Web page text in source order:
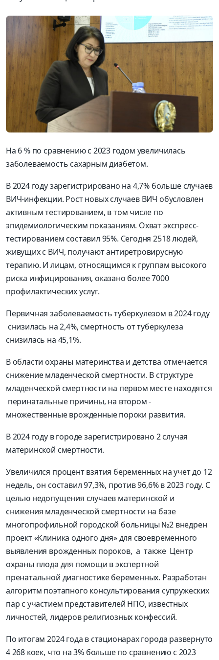
На 6 % по сравнению с 2023 годом увеличилась
заболеваемость сахарным диабетом.
В 2024 году зарегистрировано на 4,7% больше случаев
ВИЧ-инфекции. Рост новых случаев ВИЧ обусловлен
активным тестированием, в том числе по
эпидемиологическим показаниям. Охват экспресс-
тестированием составил 95%. Сегодня 2518 людей,
живущих с ВИЧ, получают антиретровирусную
терапию. И лицам, относящимся к группам высокого
риска инфицирования, оказано более 7000
профилактических услуг.
Первичная заболеваемость туберкулезом в 2024 году
снизилась на 2,4%, смертность от туберкулеза
снизилась на 45,1%.
В области охраны материнства и детства отмечается
снижение младенческой смертности. В структуре
младенческой смертности на первом месте находятся
перинатальные причины, на втором -
множественные врожденные пороки развития.
В 2024 году в городе зарегистрировано 2 случая
материнской смертности.
Увеличился процент взятия беременных на учет до 12
недель, он составил 97,3%, против 96,6% в 2023 году. С
целью недопущения случаев материнской и
снижения младенческой смертности на базе
многопрофильной городской больницы №2 внедрен
проект «Клиника одного дня» для своевременного
выявления врожденных пороков, а также Центр
охраны плода для помощи в экспертной
пренатальной диагностике беременных. Разработан
алгоритм поэтапного консультирования супружеских
пар с участием представителей НПО, известных
личностей, лидеров религиозных конфессий.
По итогам 2024 года в стационарах города развернуто
4 268 коек, что на 3% больше по сравнению с 2023